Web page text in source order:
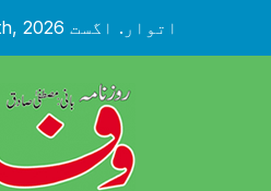
اتوار. اگست 9th, 2026